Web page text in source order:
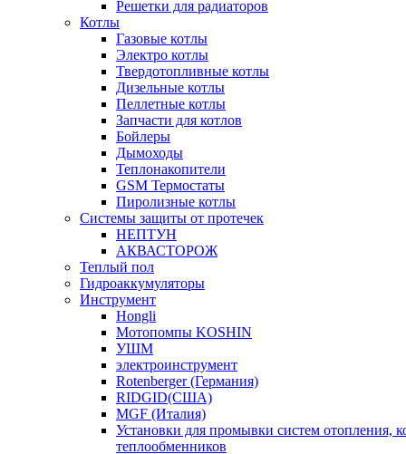
Решетки для радиаторов
Котлы
Газовые котлы
Электро котлы
Твердотопливные котлы
Дизельные котлы
Пеллетные котлы
Запчасти для котлов
Бойлеры
Дымоходы
Теплонакопители
GSM Термостаты
Пиролизные котлы
Системы защиты от протечек
НЕПТУН
АКВАСТОРОЖ
Теплый пол
Гидроаккумуляторы
Инструмент
Hongli
Мотопомпы KOSHIN
УШМ
электроинструмент
Rotenberger (Германия)
RIDGID(США)
MGF (Италия)
Установки для промывки систем отопления,
теплообменников